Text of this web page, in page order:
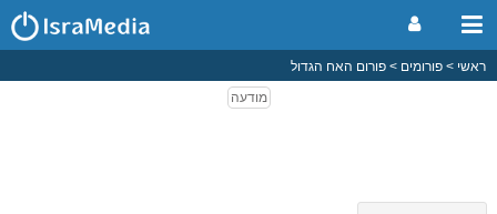
ראשי פורומים פורום האח הגדול